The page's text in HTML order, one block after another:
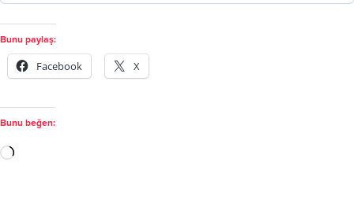
Bunu paylaş:
Facebook X
Bunu beğen: